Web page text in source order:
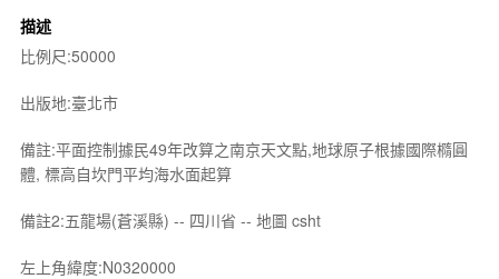
描述
比例尺:50000
出版地:臺北市
備註:平面控制據民49年改算之南京天文點,地球原子根據國際橢圓
體, 標高自坎門平均海水面起算
備註2:五龍場(蒼溪縣) -- 四川省 -- 地圖 csht
左上角緯度:N0320000